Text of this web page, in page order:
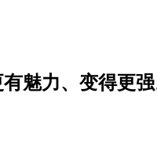
有魅力、变得更